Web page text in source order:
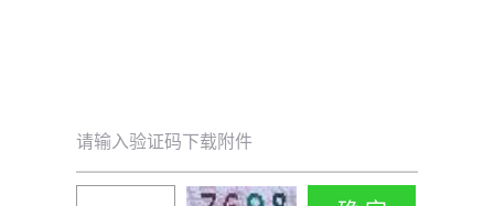
请输入验证码下载附件